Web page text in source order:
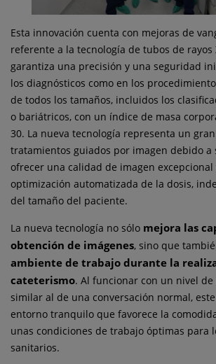
Esta innovación cuenta con mejoras de
referente a la tecnología de tubos de rayos
garantiza una precisión y una seguridad
los diagnósticos como en los
de todos los tamaños, incluidos los
o bariátricos, con un índice de masa
30. La nueva tecnología representa un
tratamientos guiados por imagen debido a
ofrecer una calidad de imagen excepcional
optimización automatizada de la dosis,
del tamaño del paciente.
La nueva tecnología no sólo mejora las
obtención de imágenes, sino que
ambiente de trabajo durante la
cateterismo. Al funcionar con un nivel
similar al de una conversación normal,
entorno tranquilo que favorece la
unas condiciones de trabajo óptimas para
sanitarios.